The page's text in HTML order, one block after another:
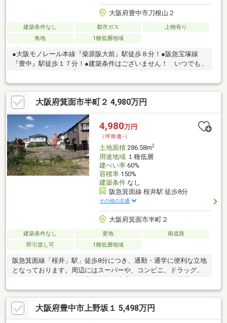
大阪府豊中市刀根山２
建築条件なし 都市ガス
上物有り
角地
1種低層地域
●大阪モノレール本線『柴原阪大前』駅徒歩８分！●阪急宝塚線
『豊中』駅徒歩１７分！●建築条件はございません！ いつでも
す！●北東側道路・東側道路・南東側道路に面す！●日当たり良
好！●ハウスメーカー・工務店のご紹介も可能です！［周辺施
設］□刀根山小学校まで約880ｍ□第十三中学校まで約280ｍ□柴原
南公園まで約280ｍ□マンダイ豊中本町店まで約670ｍ□シェフカワ
カミ豊中店まで約670ｍ□ローソン豊中桜の町一丁目店まで約490
大阪府箕面市半町２ 4,980万円
4,980万円
（坪単価:-）
土地面積286.58m2
用途地域１種低層
建ぺい率60%
容積率150%
建築条件なし
阪急箕面線 桜井駅 徒歩8分
その他の交通
大阪府箕面市半町２
建築条件なし 更地
南道路
即引渡し可
1種低層地域
阪急箕面線「桜井」駅」徒歩8分につき、通勤・通学に便利な立地
となっております。周辺にはスーパーや、コンビニ、ドラッグス
トアや銀行など生活に便利な施設が充実しているため、快適にお
過ごしいただけます。幼稚園、小学校もございますので子育て世
帯にも嬉しい住環境となっております。閑静な住宅地で交通量も
少なく通学に安心です。建築条件なし土地でございますので、お
好きなハウスメーカーで建築いただくことができます。敷地の広
大阪府豊中市上野坂１ 5,498万円